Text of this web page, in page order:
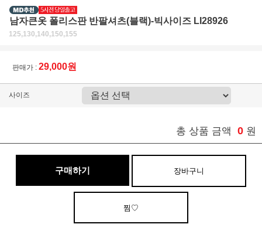
남자큰옷 폴리스판 반팔셔츠(블랙)-빅사이즈 LI28926
125,130,140,150,155
판매가 : 29,000원
사이즈
총 상품 금액 0 원
구매하기 장바구니
찜♡